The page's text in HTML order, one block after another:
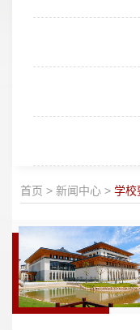
首页 > 新闻中心 > 学校